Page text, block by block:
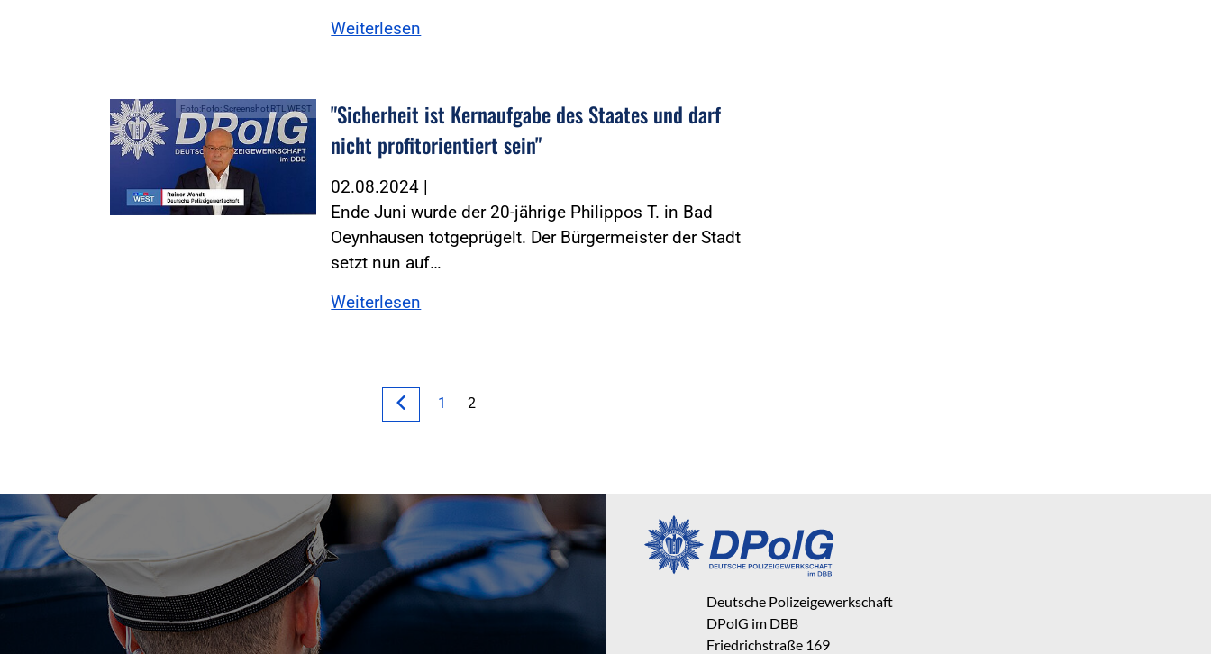
Weiterlesen
Foto:Foto: Screenshot RTL WEST
"Sicherheit ist Kernaufgabe des Staates und darf
nicht profitorientiert sein"
02.08.2024 |
Ende Juni wurde der 20-jährige Philippos T. in Bad
Oeynhausen totgeprügelt. Der Bürgermeister der Stadt
setzt nun auf…
Weiterlesen
1 2
Deutsche Polizeigewerkschaft
DPolG im DBB
Friedrichstraße 169